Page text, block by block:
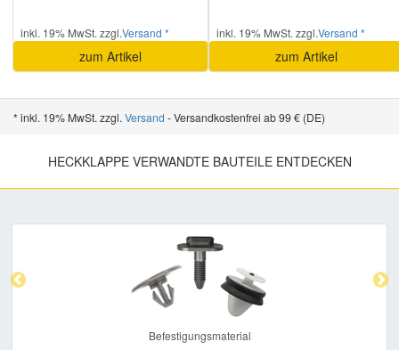
inkl. 19% MwSt. zzgl.Versand *
zum Artikel
inkl. 19% MwSt. zzgl.Versand *
zum Artikel
* inkl. 19% MwSt. zzgl. Versand - Versandkostenfrei ab 99 € (DE)
HECKKLAPPE VERWANDTE BAUTEILE ENTDECKEN
Befestigungsmaterial